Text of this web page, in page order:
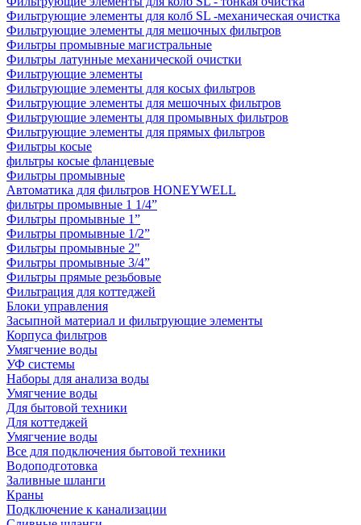
Фильтрующие элементы для колб SL -механическая очистка
Фильтрующие элементы для мешочных фильтров
Фильтры промывные магистральные
Фильтры латунные механической очистки
Фильтрующие элементы
Фильтрующие элементы для косых фильтров
Фильтрующие элементы для мешочных фильтров
Фильтрующие элементы для промывных фильтров
Фильтрующие элементы для прямых фильтров
Фильтры косые
фильтры косые фланцевые
Фильтры промывные
Автоматика для фильтров HONEYWELL
фильтры промывные 1 1/4”
Фильтры промывные 1”
Фильтры промывные 1/2”
Фильтры промывные 2"
Фильтры промывные 3/4”
Фильтры прямые резьбовые
Фильтрация для коттеджей
Блоки управления
Засыпной материал и фильтрующие элементы
Корпуса фильтров
Умягчение воды
УФ системы
Наборы для анализа воды
Умягчение воды
Для бытовой техники
Для коттеджей
Умягчение воды
Все для подключения бытовой техники
Водоподготовка
Заливные шланги
Краны
Подключение к канализации